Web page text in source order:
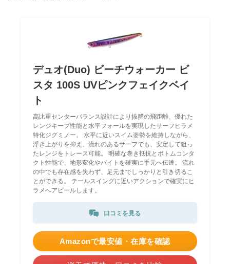
デュオ(Duo) ビーチウォーカー ビ
スタ 100S UVピンクフェイクベイ
ト
高比重センターバランス設計により抜群の飛距離、優れた
レンジキープ性能と水平フォールを実現したサーフヒラメ
特化ジグミノー。 水平に近いスイム姿勢を維持しながら、
浮き上がりを抑え、流れのあるサーフでも、安定して狙っ
たレンジをトレース可能。 明確な巻き抵抗とボトムコンタ
クト性能で、地形変化やバイトを確実に手元へ伝達。 流れ
の中でも存在感を失わず、足元までしっかりと引き切るこ
とができる。 テールスイングに近いアクションで確実にヒ
ラメへアピールします。
口コミを見る
Amazonで最安値・在庫を確認